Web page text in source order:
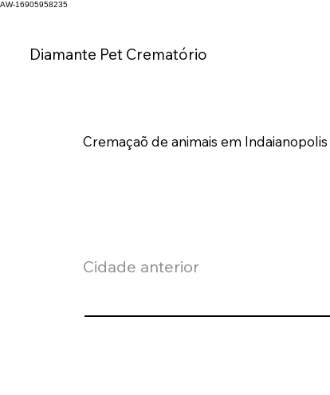
AW-16905958235
Diamante Pet Crematório
Cremaçaõ de animais em Indaianopolis
Cidade anterior